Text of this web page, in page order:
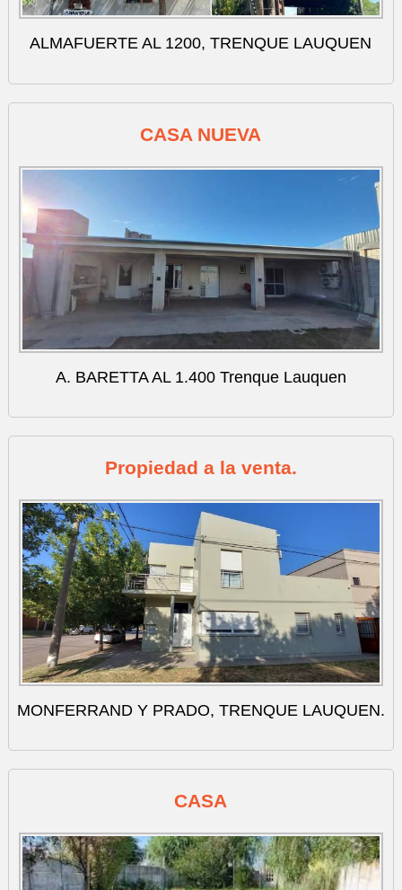
ALMAFUERTE AL 1200, TRENQUE LAUQUEN
CASA NUEVA
A. BARETTA AL 1.400 Trenque Lauquen
Propiedad a la venta.
MONFERRAND Y PRADO, TRENQUE LAUQUEN.
CASA